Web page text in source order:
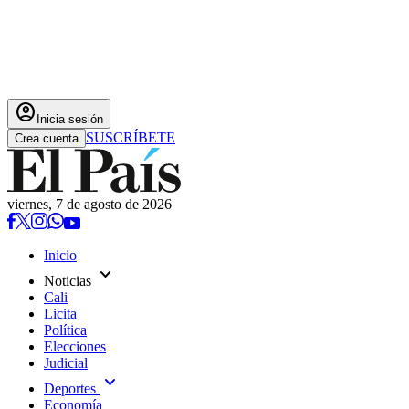
account_circle Inicia sesión
Crea cuenta SUSCRÍBETE
viernes, 7 de agosto de 2026
Inicio
Noticias expand_more
Cali
Licita
Política
Elecciones
Judicial
Deportes expand_more
Economía